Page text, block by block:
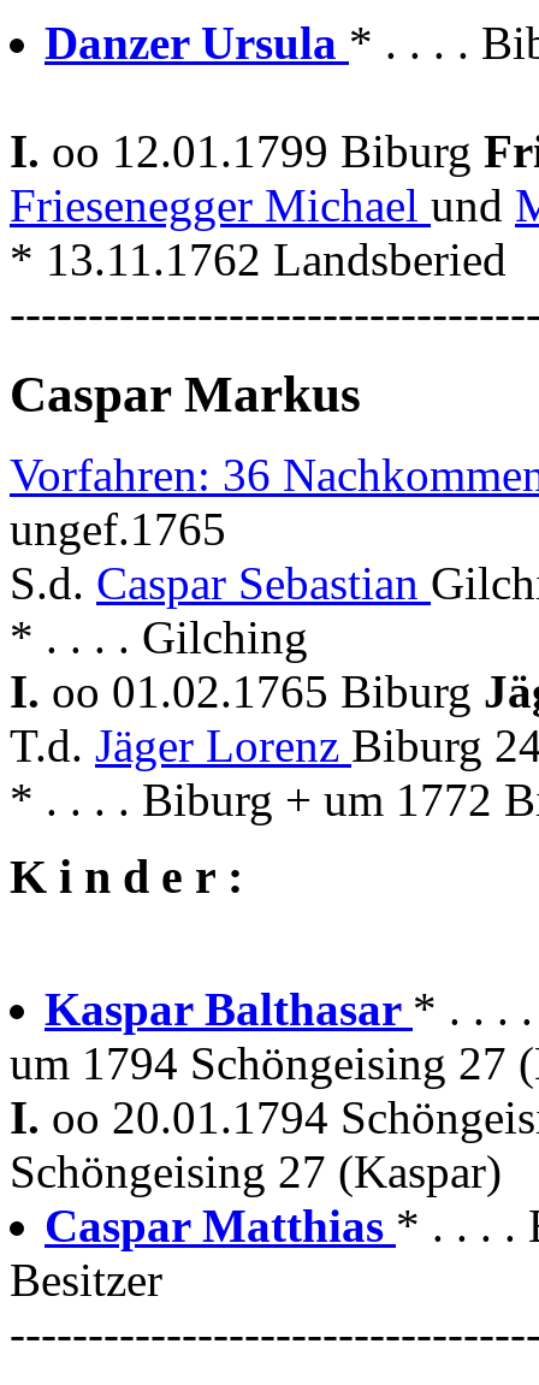
Danzer Ursula * . . . .
I. oo 12.01.1799 Biburg
Friesenegger Michael und
* 13.11.1762 Landsberied
Caspar Markus
Vorfahren: 36
ungef.1765
S.d. Caspar Sebastian
* . . . . Gilching
I. oo 01.02.1765 Biburg
T.d. Jäger Lorenz Biburg
* . . . . Biburg + um 1772
K i n d e r :
Kaspar Balthasar * . . .
um 1794 Schöngeising 27
I. oo 20.01.1794
Schöngeising 27 (Kaspar)
Caspar Matthias * . . . .
Besitzer